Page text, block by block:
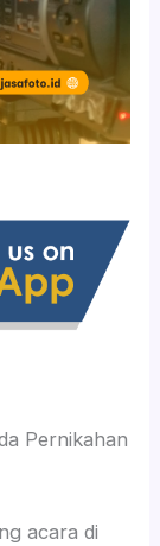
Pernikahan
acara di